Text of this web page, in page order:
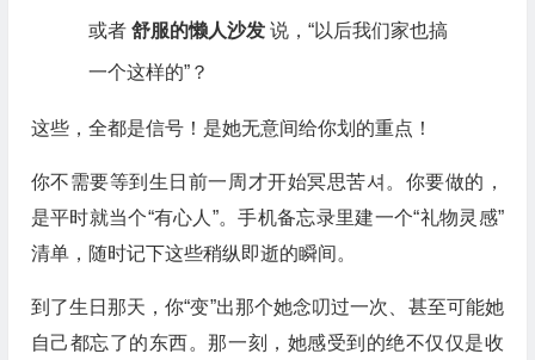
或者 舒服的懒人沙发 说，“以后我们家也搞
一个这样的”？
这些，全都是信号！是她无意间给你划的重点！
你不需要等到生日前一周才开始冥思苦셔。你要做的，
是平时就当个“有心人”。手机备忘录里建一个“礼物灵感”
清单，随时记下这些稍纵即逝的瞬间。
到了生日那天，你“变”出那个她念叨过一次、甚至可能她
自己都忘了的东西。那一刻，她感受到的绝不仅仅是收